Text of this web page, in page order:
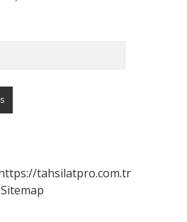
tahsilatpro.com.tr
Sitemap